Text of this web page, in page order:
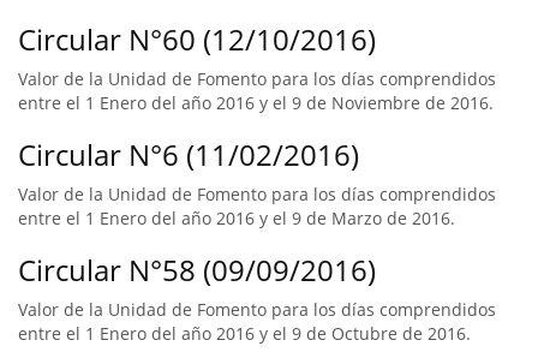
Circular N°60 (12/10/2016)
Valor de la Unidad de Fomento para los días comprendidos
entre el 1 Enero del año 2016 y el 9 de Noviembre de 2016.
Circular N°6 (11/02/2016)
Valor de la Unidad de Fomento para los días comprendidos
entre el 1 Enero del año 2016 y el 9 de Marzo de 2016.
Circular N°58 (09/09/2016)
Valor de la Unidad de Fomento para los días comprendidos
entre el 1 Enero del año 2016 y el 9 de Octubre de 2016.